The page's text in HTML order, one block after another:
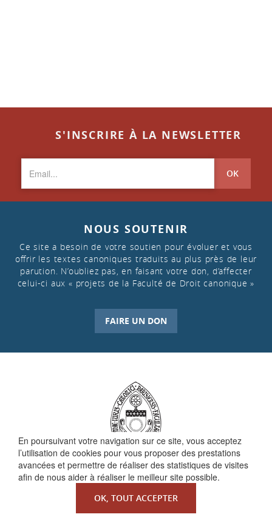
En poursuivant votre navigation sur ce site, vous acceptez
l’utilisation de cookies pour vous proposer des prestations
avancées et permettre de réaliser des statistiques de visites
afin de nous aider à réaliser le meilleur site possible.
OK, TOUT ACCEPTER
S'INSCRIRE À LA NEWSLETTER
OK
NOUS SOUTENIR
Ce site a besoin de votre soutien pour évoluer et vous
offrir les textes canoniques traduits au plus près de leur
parution. N’oubliez pas, en faisant votre don, d’affecter
celui-ci aux « projets de la Faculté de Droit canonique »
FAIRE UN DON
La Faculté de Droit canonique